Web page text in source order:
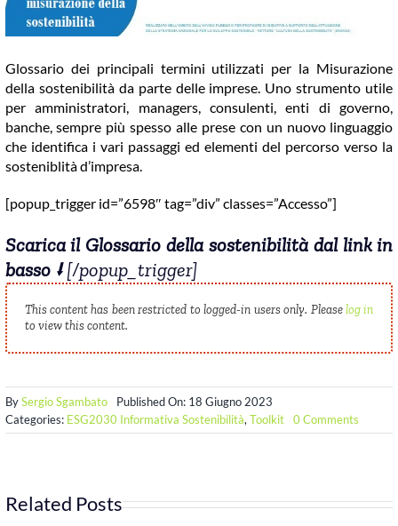
COMMUNITY
LOGIN
Glossario dei principali termini utilizzati per la Misurazione
della sostenibilità da parte delle imprese. Uno strumento utile
per amministratori, managers, consulenti, enti di governo,
banche, sempre più spesso alle prese con un nuovo linguaggio
che identifica i vari passaggi ed elementi del percorso verso la
sosteniblità d’impresa.
[popup_trigger id=”6598″ tag=”div” classes=”Accesso”]
Scarica il Glossario della sostenibilità dal link in
basso ⭣[/popup_trigger]
This content has been restricted to logged-in users only. Pleaselog in
to view this content.
BySergio Sgambato
Published On: 18 Giugno 2023
Categories: ESG2030 Informativa Sostenibilità, Toolkit 0 Commentson
Il
Related Posts